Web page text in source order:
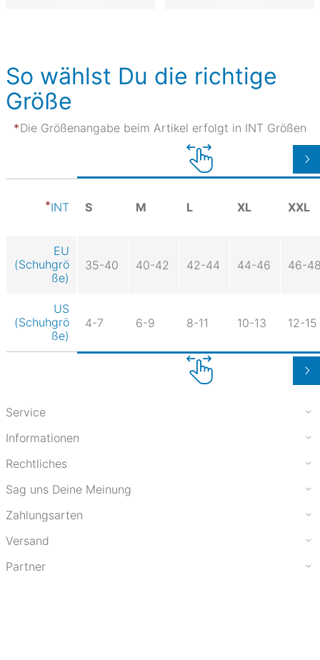
So wählst Du die richtige
Größe
Die Größenangabe beim Artikel erfolgt in INT Größen
INT S M L XL XXL
EU
(Schuhgrö
ße)
35-40 40-42 42-44 44-46 46-
US
(Schuhgrö
ße)
4-7 6-9 8-11 10-13 12-15
Service
Informationen
Rechtliches
Sag uns Deine Meinung
Zahlungsarten
Versand
Partner